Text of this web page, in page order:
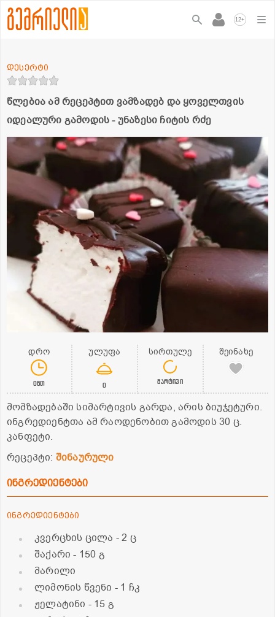
12+
წლებია ამ რეცეპტით ვამზადებ და ყოველთვის
იდეალური გამოდის - უნაზესი ჩიტის რძე
დესერტი
დრო
0წთ
ულუფა
0
სირთულე
მარტივი
შეინახე
მომზადებაში სიმარტივის გარდა, არის ბიუჯეტური.
ინგრედიენტთა ამ რაოდენობით გამოდის 30 ც.
კანფეტი.
რეცეპტი: შინაურული
ინგრედიენტები
ინგრედიენტები
კვერცხის ცილა - 2 ც
შაქარი- 150 გ
მარილი
ლიმონის წვენი - 1 ჩკ
ჟელატინი - 15 გ